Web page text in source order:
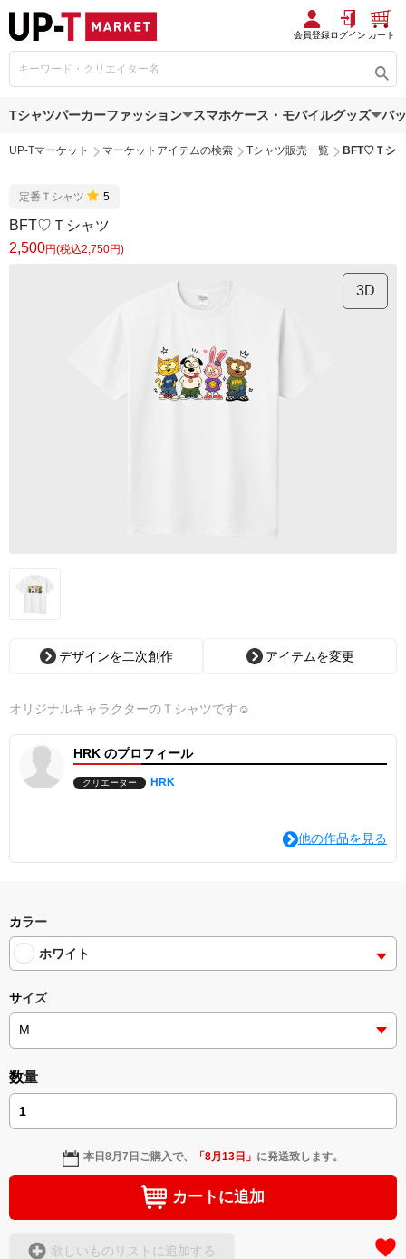
会員登録ログイン カート
Tシャツパーカーファッション スマホケース・モバイルグッズ バ
UP-Tマーケット マーケットアイテムの検索 Tシャツ販売一覧 BFT♡Ｔシ
定番Ｔシャツ 5
BFT♡Ｔシャツ
2,500円(税込2,750円)
3D
デザインを二次創作 アイテムを変更
オリジナルキャラクターのＴシャツです☺︎
HRK のプロフィール
クリエーター HRK
他の作品を見る
カラー
ホワイト
サイズ
数量
本日8月7日 ご購入で、 「8月13日 」 に発送致します。
カートに追加
欲しいものリストに追加する